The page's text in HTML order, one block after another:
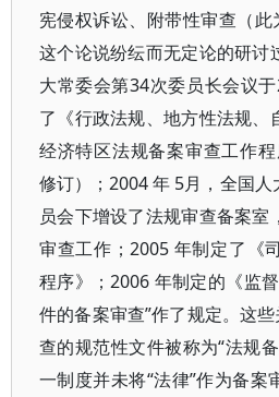
宪侵权诉讼、附带性审查（
这个论说纷纭而无定论的研讨
大常委会第34次委员长会议
了《行政法规、地方性法规、
经济特区法规备案审查工作
修订）；2004 年 5月，全国
员会下增设了法规审查备案室
审查工作；2005 年制定了《
程序》；2006 年制定的《监
件的备案审查”作了规定。这
查的规范性文件被称为“法规
一制度并未将“法律”作为备案